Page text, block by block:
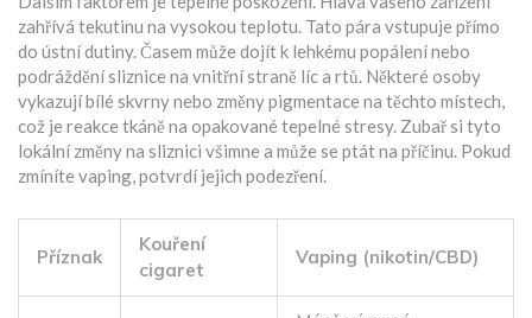
zahřívá tekutinu na vysokou teplotu. Tato pára vstupuje přímo
do ústní dutiny. Časem může dojít k lehkému popálení nebo
podráždění sliznice na vnitřní straně líc a rtů. Některé osoby
vykazují bílé skvrny nebo změny pigmentace na těchto místech,
což je reakce tkáně na opakované tepelné stresy. Zubař si tyto
lokální změny na sliznici všimne a může se ptát na příčinu. Pokud
zmíníte vaping, potvrdí jejich podezření.
Příznak
Kouření
cigaret
Vaping (nikotin/CBD)